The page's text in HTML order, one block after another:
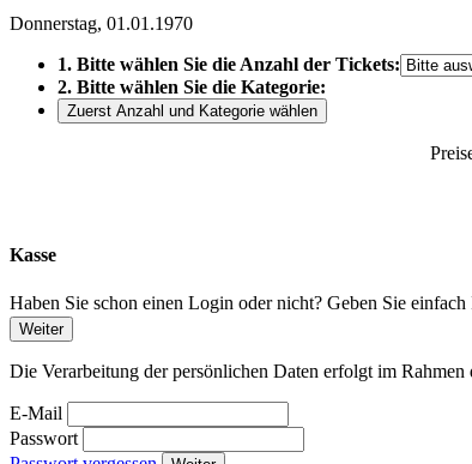
Donnerstag, 01.01.1970
1. Bitte wählen Sie die Anzahl der Tickets:
2. Bitte wählen Sie die Kategorie:
Zuerst Anzahl und Kategorie wählen
Kasse
Haben Sie schon einen Login oder nicht? Geben Sie
Weiter
Die Verarbeitung der persönlichen Daten erfolgt im
E-Mail
Passwort